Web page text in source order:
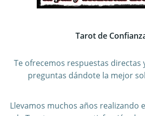
Tarot de
Te ofrecemos respuestas directas
preguntas dándote la mejor
Llevamos muchos años realizando